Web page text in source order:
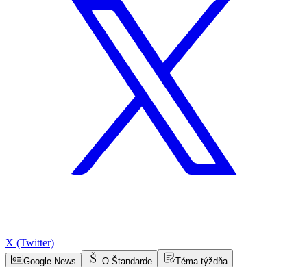
X (Twitter)
Google News O Štandarde
Téma týždňa